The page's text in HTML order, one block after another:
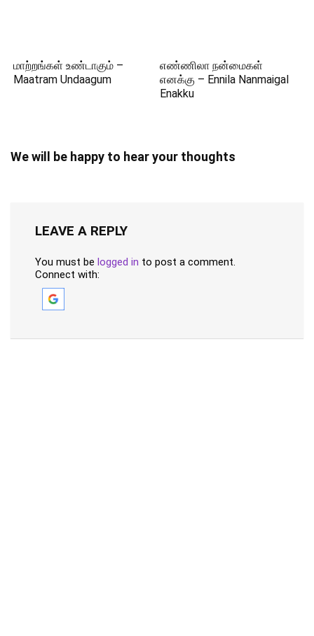
மாற்றங்கள் உண்டாகும் –
Maatram Undaagum
எண்ணிலா நன்மைகள்
எனக்கு – Ennila Nanmaigal
Enakku
We will be happy to hear your thoughts
LEAVE A REPLY
You must be logged in to post a comment.
Connect with: